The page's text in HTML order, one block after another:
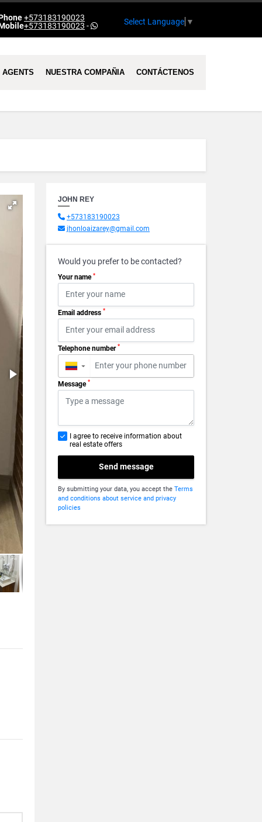
+573183190023
+573183190023 - Select Language ▼
AGENTS NUESTRA COMPAÑIA CONTÁCTENOS
JOHN REY
+573183190023
jhonloaizarey@gmail.com
Would you prefer to be contacted?
Your name *
Email address *
Telephone number *
▼
Message *
I agree to receive information about
real estate offers
Send message
By submitting your data, you accept the Terms
and conditions about service and privacy
policies